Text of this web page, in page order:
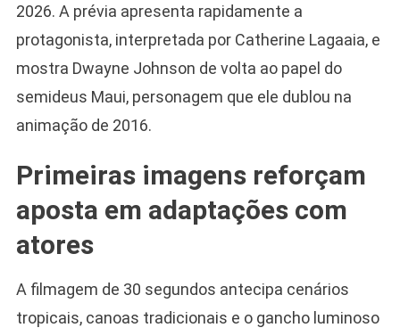
2026. A prévia apresenta rapidamente a
protagonista, interpretada por Catherine Lagaaia, e
mostra Dwayne Johnson de volta ao papel do
semideus Maui, personagem que ele dublou na
animação de 2016.
Primeiras imagens reforçam
aposta em adaptações com
atores
A filmagem de 30 segundos antecipa cenários
tropicais, canoas tradicionais e o gancho luminoso